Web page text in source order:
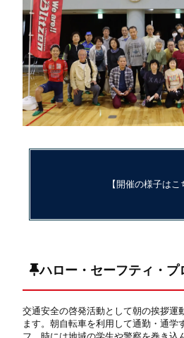
【開催の様子はこ
ハロー・セーフティ・プ
交通安全の啓発活動として朝の挨拶運
ます。朝自転車を利用して通勤・通学